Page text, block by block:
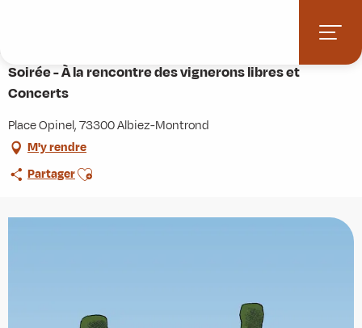
principal
Soirée - À la rencontre des vignerons libres et
Concerts
Place Opinel, 73300 Albiez-Montrond
M'y rendre
PartagerAjouter aux favoris